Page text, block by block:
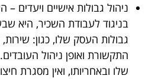
ניהול גבולות אישיים ויעדים –
בניגוד לעבודת השכיר, היא
גבולות העסק שלו, כגון:
התקשורת ואופן ניהול
שלו ובאחריותו, ואין מסגרת